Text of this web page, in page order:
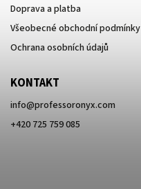
Doprava a platba
Všeobecné obchodní podmínky
Ochrana osobních údajů
KONTAKT
info@professoronyx.com
+420 725 759 085